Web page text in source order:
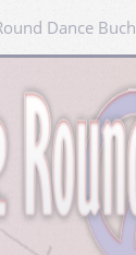
Dance Buch